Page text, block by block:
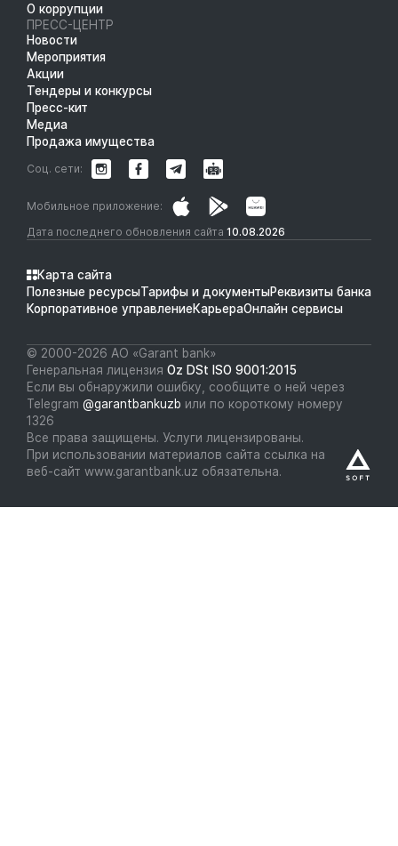
О коррупции
ПРЕСС-ЦЕНТР
Новости
Мероприятия
Акции
Тендеры и конкурсы
Пресс-кит
Медиа
Продажа имущества
Дата последнего обновления сайта 10.08.2026
Мобильное приложение:
Соц. сети:
Карта сайта
Полезные ресурсыТарифы и документыРеквизиты банка
Корпоративное управлениеКарьераОнлайн сервисы
© 2000-2026 АО «Garant bank»
Генеральная лицензия Oz DSt ISO 9001:2015
Если вы обнаружили ошибку, сообщите о ней через
Telegram @garantbankuzb или по короткому номеру
1326
Все права защищены. Услуги лицензированы.
При использовании материалов сайта ссылка на
веб-сайт www.garantbank.uz обязательна.